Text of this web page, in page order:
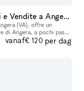
Elegante Spazio Pop-Up per Eventi e Vendite a Angera, Lago Maggiore
(VA), offre un
di Angera, a pochi passi
il fascino del
vanaf€ 120 per dag